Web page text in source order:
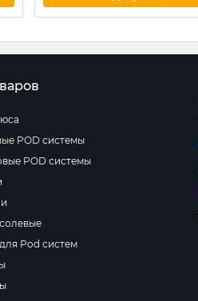
POD системы
POD системы
Pod систем